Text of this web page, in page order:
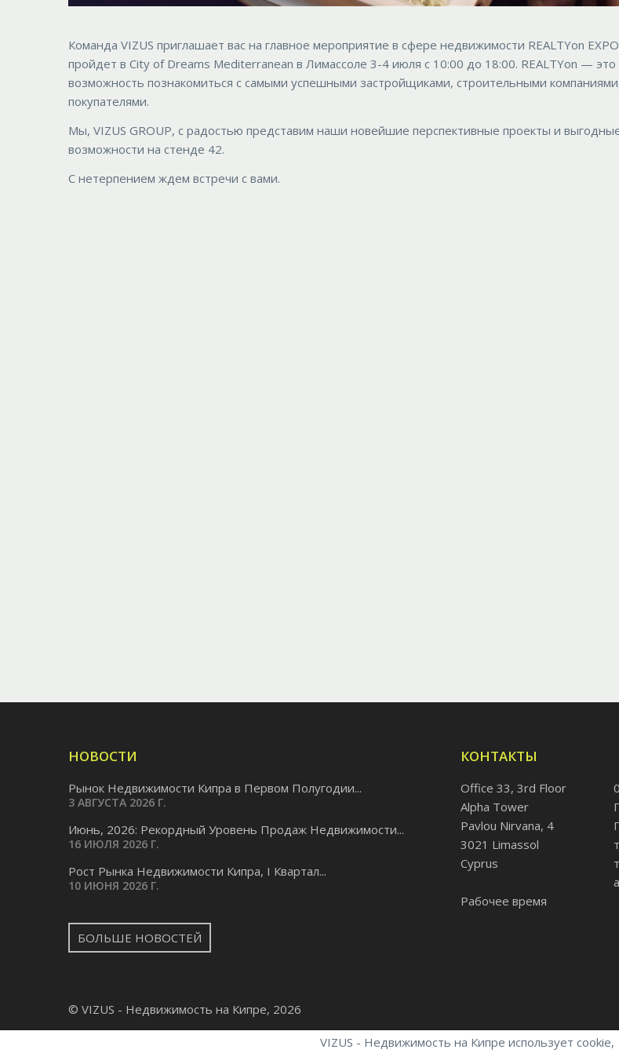
VIZUS - Недвижимость на Кипре использует cookie,
Команда VIZUS приглашает вас на главное мероприятие в сфере недвижимости REALTYon
пройдет в City of Dreams Mediterranean в Лимассоле 3-4 июля с 10:00 до 18:00. REALTYon — это
возможность познакомиться с самыми успешными застройщиками, строительными
покупателями.
Мы, VIZUS GROUP, с радостью представим наши новейшие перспективные проекты и
возможности на стенде 42.
С нетерпением ждем встречи с вами.
НОВОСТИ
Рынок Недвижимости Кипра в Первом Полугодии...
3 АВГУСТА 2026 Г.
Июнь, 2026: Рекордный Уровень Продаж Недвижимости...
16 ИЮЛЯ 2026 Г.
Pост Рынка Недвижимости Кипра, I Квартал...
10 ИЮНЯ 2026 Г.
БОЛЬШЕ НОВОСТЕЙ
КОНТАКТЫ
Office 33, 3rd Floor
Alpha Tower
Pavlou Nirvana, 4
3021 Limassol
Cyprus
Рабочее время
© VIZUS - Недвижимость на Кипре, 2026